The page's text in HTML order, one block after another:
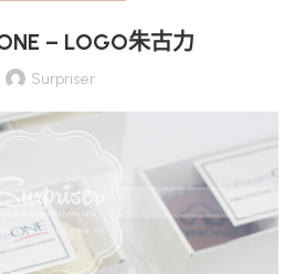
– LOGO朱古力
Surpriser